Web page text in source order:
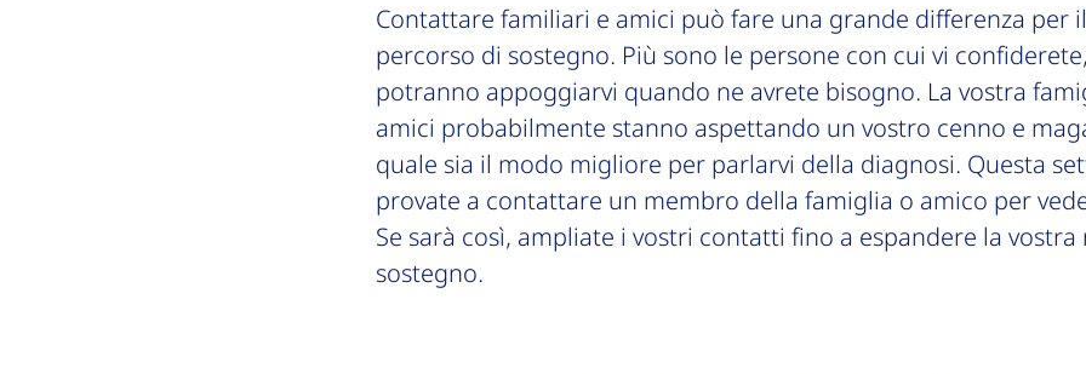
Contattare familiari e amici può fare una grande differenza per
percorso di sostegno. Più sono le persone con cui vi
potranno appoggiarvi quando ne avrete bisogno. La vostra
amici probabilmente stanno aspettando un vostro cenno e
quale sia il modo migliore per parlarvi della diagnosi. Questa
provate a contattare un membro della famiglia o amico per
Se sarà così, ampliate i vostri contatti fino a espandere la vostra
sostegno.